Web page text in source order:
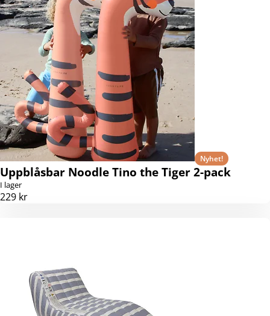
Nyhet!
Uppblåsbar Noodle Tino the Tiger 2-pack
I lager
229 kr